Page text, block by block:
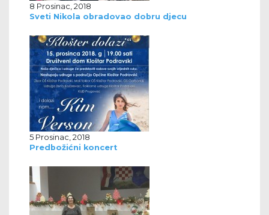
8 Prosinac, 2018
Sveti Nikola obradovao dobru djecu
5 Prosinac, 2018
Predbožićni koncert